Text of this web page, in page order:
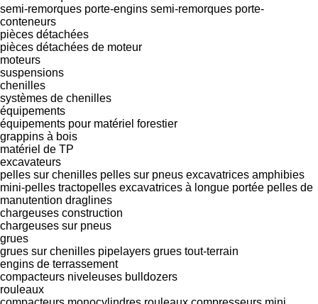
semi-remorques porte-engins semi-remorques porte-
conteneurs
pièces détachées
pièces détachées de moteur
moteurs
suspensions
chenilles
systèmes de chenilles
équipements
équipements pour matériel forestier
grappins à bois
matériel de TP
excavateurs
pelles sur chenilles pelles sur pneus excavatrices amphibies
mini-pelles tractopelles excavatrices à longue portée pelles de
manutention draglines
chargeuses construction
chargeuses sur pneus
grues
grues sur chenilles pipelayers grues tout-terrain
engins de terrassement
compacteurs niveleuses bulldozers
rouleaux